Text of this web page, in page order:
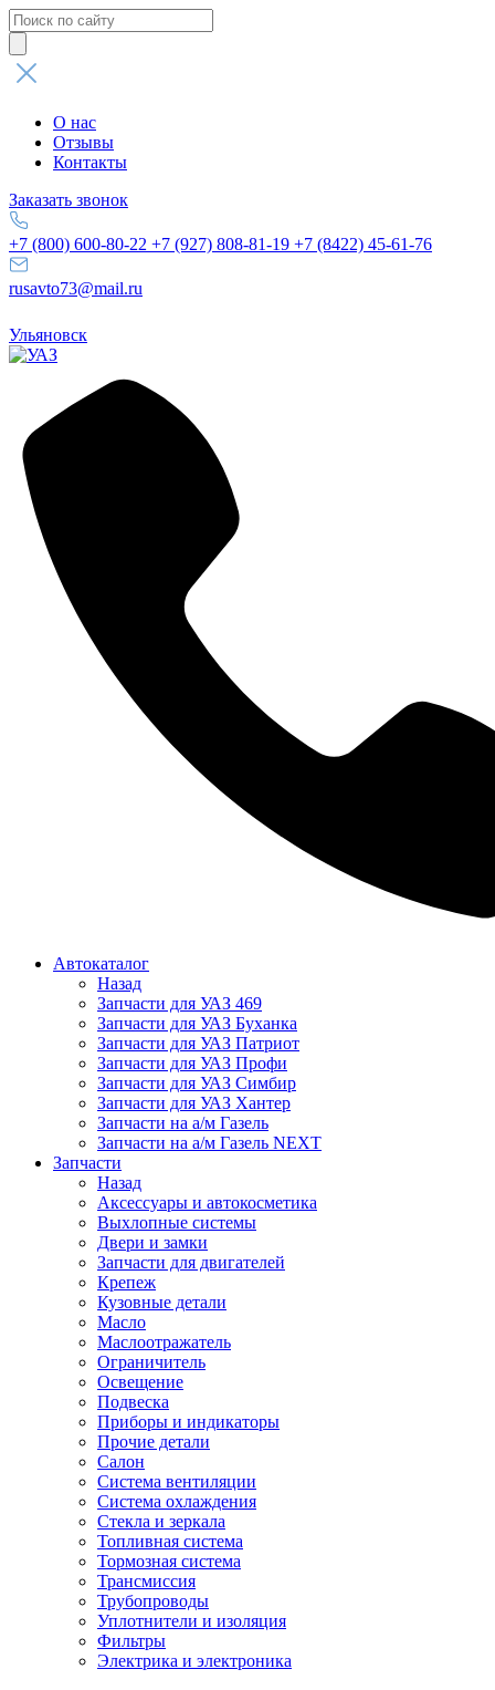
Поиск
товаров
О нас
Отзывы
Контакты
Заказать звонок
+7 (800) 600-80-22 +7 (927) 808-81-19 +7 (8422) 45-61-76
rusavto73@mail.ru
Ульяновск
Автокаталог
Назад
Запчасти для УАЗ 469
Запчасти для УАЗ Буханка
Запчасти для УАЗ Патриот
Запчасти для УАЗ Профи
Запчасти для УАЗ Симбир
Запчасти для УАЗ Хантер
Запчасти на а/м Газель
Запчасти на а/м Газель NEXT
Запчасти
Назад
Аксессуары и автокосметика
Выхлопные системы
Двери и замки
Запчасти для двигателей
Крепеж
Кузовные детали
Масло
Маслоотражатель
Ограничитель
Освещение
Подвеска
Приборы и индикаторы
Прочие детали
Салон
Система вентиляции
Система охлаждения
Стекла и зеркала
Топливная система
Тормозная система
Трансмиссия
Трубопроводы
Уплотнители и изоляция
Фильтры
Электрика и электроника